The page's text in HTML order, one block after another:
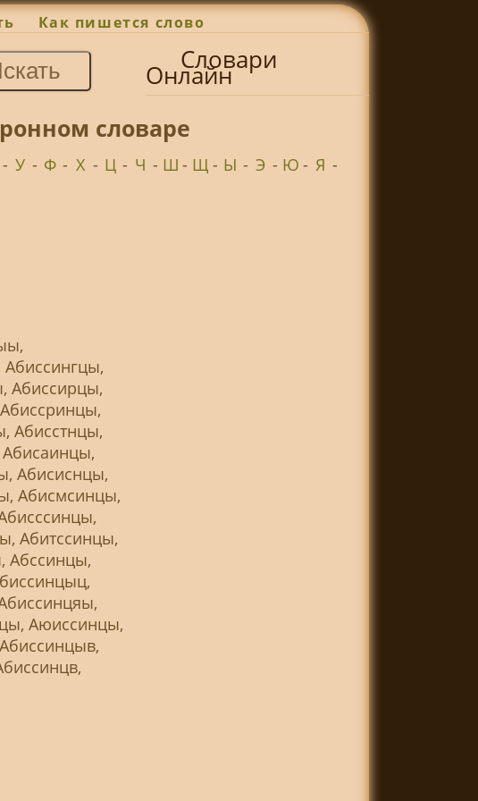
Как пишется слово
Словари
Онлайн
словаре
- У - Ф - Х - Ц - Ч - Ш - Щ - Ы - Э - Ю- Я -
Абиссирцы,
Абисстнцы,
Абисиснцы,
Абисмсинцы,
Абитссинцы,
Абссинцы,
Аюиссинцы,